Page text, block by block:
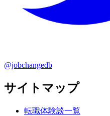
@jobchangedb
サイトマップ
転職体験談一覧